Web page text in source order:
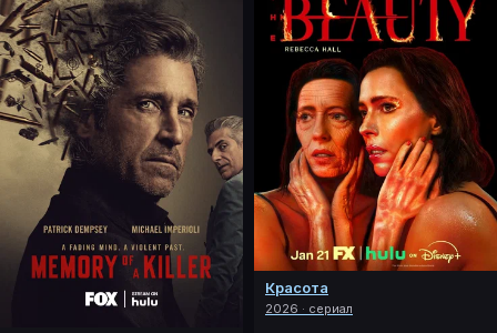
Красота
2026 · сериал